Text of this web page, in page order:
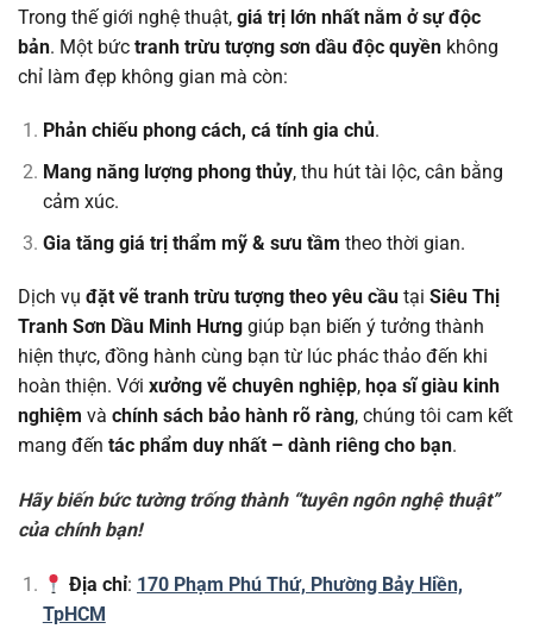
Trong thế giới nghệ thuật, giá trị lớn nhất nằm ở sự độc
bản. Một bức tranh trừu tượng sơn dầu độc quyền không
chỉ làm đẹp không gian mà còn:
Phản chiếu phong cách, cá tính gia chủ.
Mang năng lượng phong thủy, thu hút tài lộc, cân bằng
cảm xúc.
Gia tăng giá trị thẩm mỹ & sưu tầm theo thời gian.
Dịch vụ đặt vẽ tranh trừu tượng theo yêu cầu tại Siêu Thị
Tranh Sơn Dầu Minh Hưng giúp bạn biến ý tưởng thành
hiện thực, đồng hành cùng bạn từ lúc phác thảo đến khi
hoàn thiện. Với xưởng vẽ chuyên nghiệp, họa sĩ giàu kinh
nghiệm và chính sách bảo hành rõ ràng, chúng tôi cam kết
mang đến tác phẩm duy nhất – dành riêng cho bạn.
Hãy biến bức tường trống thành “tuyên ngôn nghệ thuật”
của chính bạn!
Địa chỉ: 170 Phạm Phú Thứ, Phường Bảy Hiền,
TpHCM